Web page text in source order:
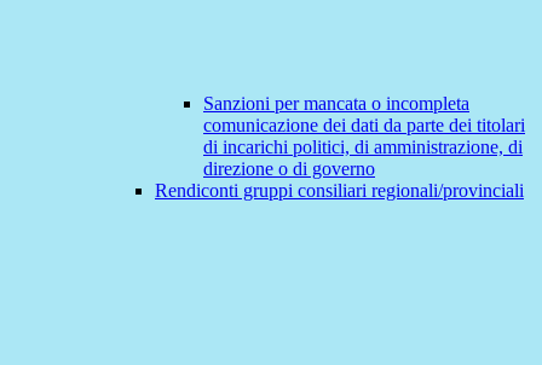
Sanzioni per mancata o incompleta
comunicazione dei dati da parte dei titolari
di incarichi politici, di amministrazione, di
direzione o di governo
Rendiconti gruppi consiliari regionali/provinciali